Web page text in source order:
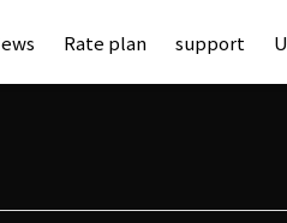
Rate plan support